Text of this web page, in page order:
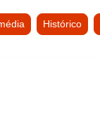
Histórico